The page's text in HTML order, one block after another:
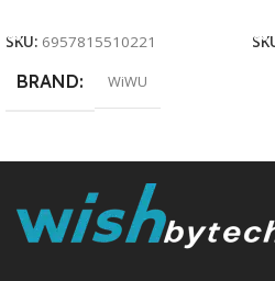
SKU: 6957815510221
BRAND WiWU